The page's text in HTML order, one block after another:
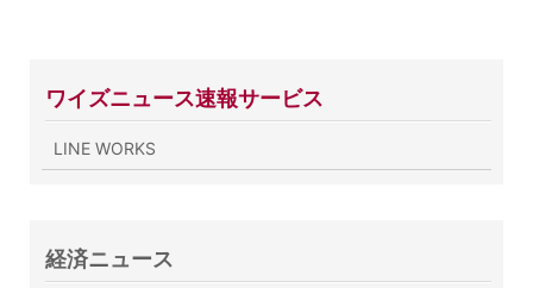
ワイズニュース速報サービス
LINE WORKS
経済ニュース